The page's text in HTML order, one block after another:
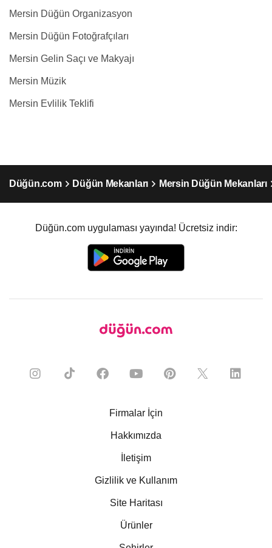
Mersin Düğün Organizasyon
Mersin Düğün Fotoğrafçıları
Mersin Gelin Saçı ve Makyajı
Mersin Müzik
Mersin Evlilik Teklifi
Düğün.com Düğün Mekanları Mersin Düğün Mekanları
Düğün.com uygulaması yayında! Ücretsiz indir:
Firmalar İçin
Hakkımızda
İletişim
Gizlilik ve Kullanım
Site Haritası
Ürünler